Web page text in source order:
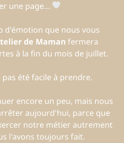
une page…
d'émotion que nous vous
de Maman fermera
à la fin du mois de juillet.
été facile à prendre.
encore un peu, mais nous
aujourd'hui, parce que
notre métier autrement
l'avons toujours fait.